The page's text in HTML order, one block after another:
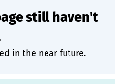
still haven't
in the near future.